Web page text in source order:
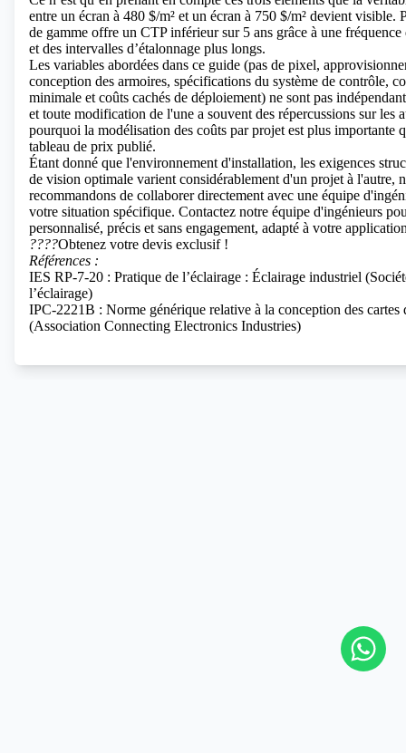
entre un écran à 480 $/m² et un écran à 750 $/m² devient visible.
de gamme offre un CTP inférieur sur 5 ans grâce à une fréquence
et des intervalles d’étalonnage plus longs.
Les variables abordées dans ce guide (pas de pixel,
conception des armoires, spécifications du système de contrôle,
minimale et coûts cachés de déploiement) ne sont pas
et toute modification de l'une a souvent des répercussions sur les
pourquoi la modélisation des coûts par projet est plus importante
tableau de prix publié.
Étant donné que l'environnement d'installation, les exigences
de vision optimale varient considérablement d'un projet à l'autre,
recommandons de collaborer directement avec une équipe
votre situation spécifique. Contactez notre équipe d'ingénieurs
personnalisé, précis et sans engagement, adapté à votre
????Obtenez votre devis exclusif !
Références :
IES RP-7-20 : Pratique de l’éclairage : Éclairage industriel
l’éclairage)
IPC-2221B : Norme générique relative à la conception des cartes
(Association Connecting Electronics Industries)